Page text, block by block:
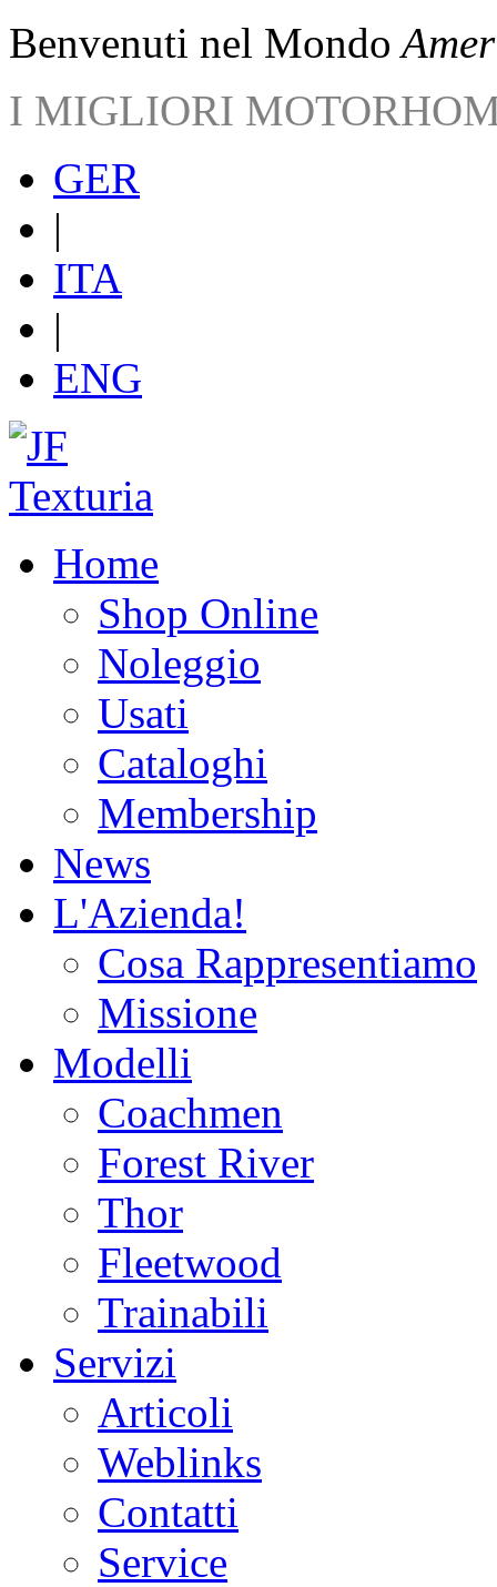
Benvenuti nel Mondo
I MIGLIORI
GER
|
ITA
|
ENG
Home
Shop Online
Noleggio
Usati
Cataloghi
Membership
News
L'Azienda!
Cosa Rappresentiamo
Missione
Modelli
Coachmen
Forest River
Thor
Fleetwood
Trainabili
Servizi
Articoli
Weblinks
Contatti
Service